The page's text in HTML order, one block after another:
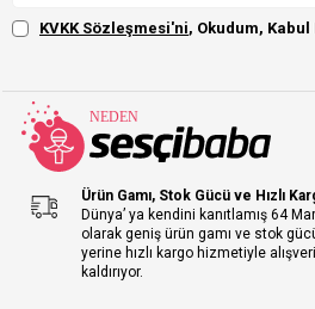
KVKK Sözleşmesi'ni, Okudum,
Ürün Gamı, Stok Gücü ve Hızlı
Dünya’ ya kendini kanıtlamış 64
olarak geniş ürün gamı ve stok
yerine hızlı kargo hizmetiyle
kaldırıyor.